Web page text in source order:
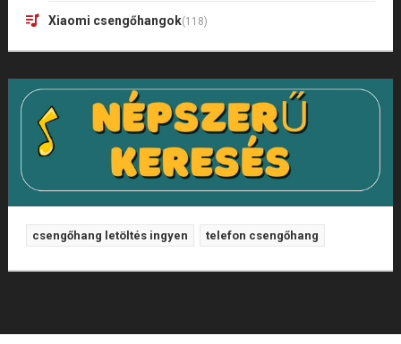
Xiaomi csengőhangok(118)
csengőhang letöltés ingyen telefon csengőhang